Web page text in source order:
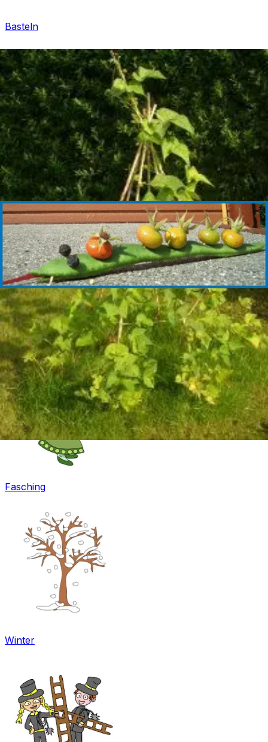
Basteln
Mandala für Kinder
Ostern
Fasching
Winter